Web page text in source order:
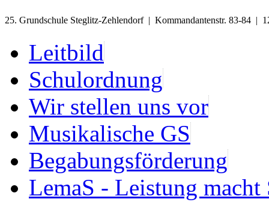
25. Grundschule Steglitz-Zehlendorf | Kommandantenstr. 83-84
Leitbild
Schulordnung
Wir stellen uns vor
Musikalische GS
Begabungsförderung
LemaS - Leistung macht